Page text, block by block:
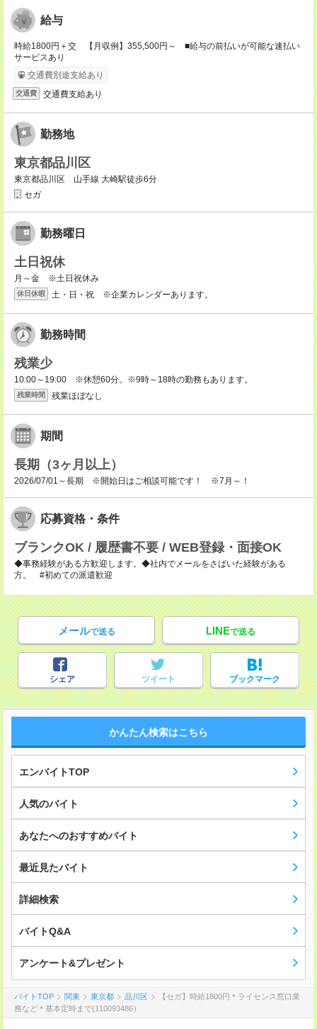
給与
時給1800円＋交 【月収例】355,500円～ ■給与の前払いが可能な速払い
サービスあり
交通費別途支給あり
交通費 交通費支給あり
勤務地
東京都品川区
東京都品川区 山手線 大崎駅徒歩6分
セガ
勤務曜日
土日祝休
月～金 ※土日祝休み
休日休暇 土・日・祝 ※企業カレンダーあります。
勤務時間
残業少
10:00～19:00 ※休憩60分。※9時～18時の勤務もあります。
残業時間 残業ほぼなし
期間
長期（3ヶ月以上）
2026/07/01～長期 ※開始日はご相談可能です！ ※7月～！
応募資格・条件
ブランクOK / 履歴書不要 / WEB登録・面接OK
◆事務経験がある方歓迎します。◆社内でメールをさばいた経験がある
方。 #初めての派遣歓迎
メールで送る LINEで送る
シェア ツイート ブックマーク
かんたん検索はこちら
エンバイトTOP
人気のバイト
あなたへのおすすめバイト
最近見たバイト
詳細検索
バイトQ&A
アンケート&プレゼント
バイトTOP 関東 東京都 品川区
【セガ】時給1800円＊ライセンス窓口業
務など＊基本定時まで(110093486）